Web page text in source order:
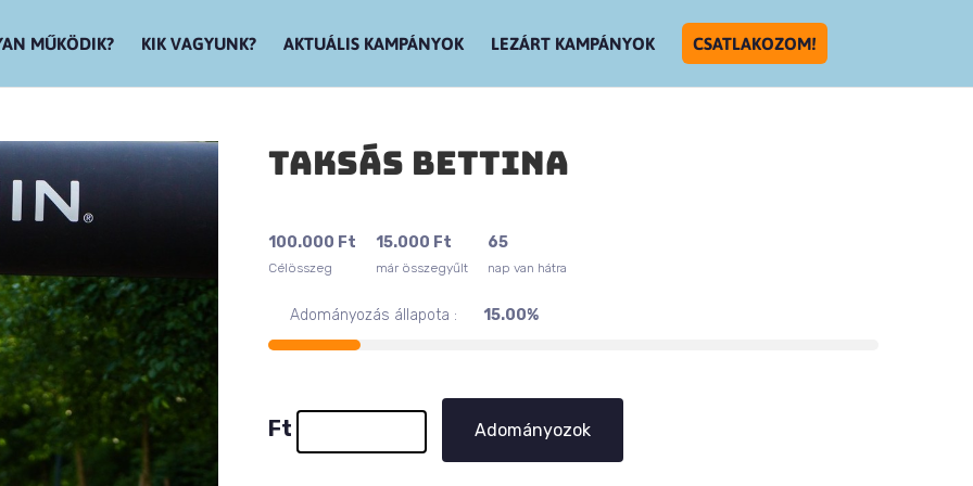
MŰKÖDIK? KIK VAGYUNK? AKTUÁLIS KAMPÁNYOK LEZÁRT KAMPÁNYOK CSATLAKOZOM!
Taksás Bettina
100.000 Ft
Célösszeg
15.000 Ft
már összegyűlt
65
nap van hátra
Adományozás állapota : 15.00%
Ft Adományozok